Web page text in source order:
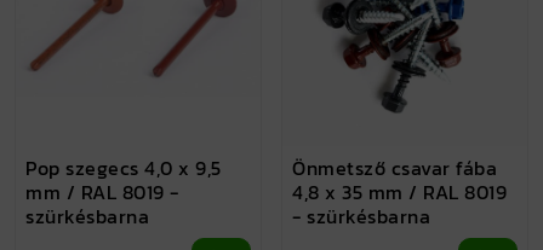
Pop szegecs 4,0 x 9,5
mm / RAL 8019 -
szürkésbarna
Önmetsző csavar fába
4,8 x 35 mm / RAL 8019
- szürkésbarna